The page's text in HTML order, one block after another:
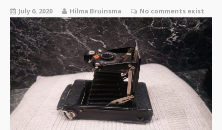
July 6, 2020 Hilma Bruinsma No comments exist